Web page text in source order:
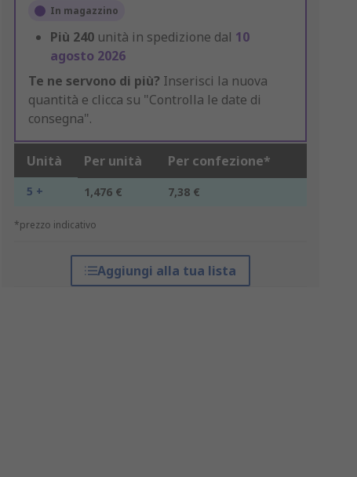
In magazzino
Più 240 unità in spedizione dal 10
agosto 2026
Te ne servono di più? Inserisci la nuova
quantità e clicca su "Controlla le date di
consegna".
Unità Per unità Per confezione*
5 + 1,476 € 7,38 €
*prezzo indicativo
Aggiungi alla tua lista